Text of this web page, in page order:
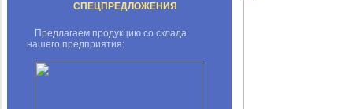
СПЕЦПРЕДЛОЖЕНИЯ
Предлагаем продукцию со склада
нашего предприятия: